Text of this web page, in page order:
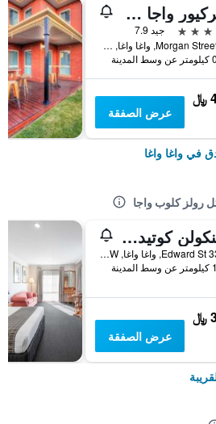
مركيور واجا واجا
جيد 7.9
1 Morgan Street, واغا واغا, NSW, أستراليا
عرض الصفقة
في واغا واغا
رولز كلوب واجا
لينكولن كوتيدج موتور إن
337 Edward St, واغا واغا, NSW, أستراليا
عرض الصفقة